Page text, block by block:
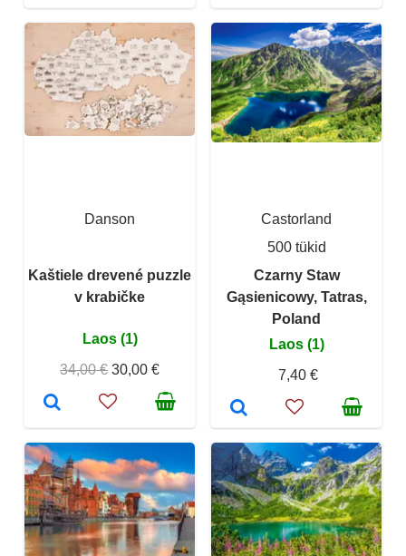
Danson
Kaštiele drevené puzzle
v krabičke
Laos (1)
34,00 € 30,00 €
Castorland
500 tükid
Czarny Staw
Gąsienicowy, Tatras,
Poland
Laos (1)
7,40 €